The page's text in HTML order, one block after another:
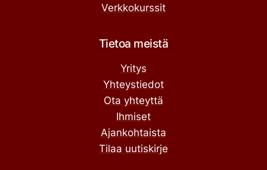
Verkkokurssit
Tietoa meistä
Yritys
Yhteystiedot
Ota yhteyttä
Ihmiset
Ajankohtaista
Tilaa uutiskirje